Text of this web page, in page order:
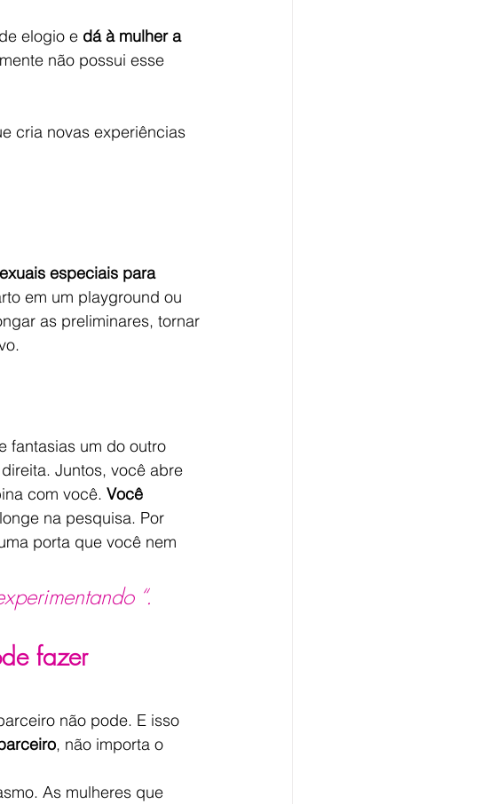
elogio e dá à mulher a
não possui esse
cria novas experiências
especiais para
em um playground ou
as preliminares, tornar
fantasias um do outro
Juntos, você abre
com você. Você
na pesquisa. Por
porta que você nem
“.
fazer
não pode. E isso
, não importa o
As mulheres que